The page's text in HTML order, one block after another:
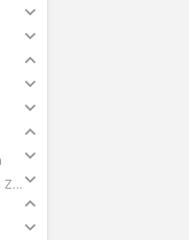
woordsoortenmix HWW en ZWW